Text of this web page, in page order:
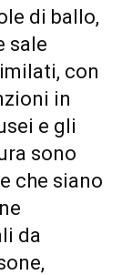
di ballo,
sale
con
in
e gli
sono
che siano
da